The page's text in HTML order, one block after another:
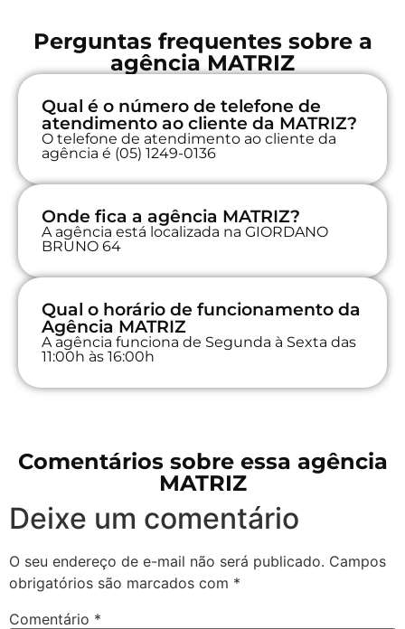
Perguntas frequentes sobre a
agência MATRIZ
Qual é o número de telefone de
atendimento ao cliente da MATRIZ?
O telefone de atendimento ao cliente da
agência é (05) 1249-0136
Onde fica a agência MATRIZ?
A agência está localizada na GIORDANO
BRUNO 64
Qual o horário de funcionamento da
Agência MATRIZ
A agência funciona de Segunda à Sexta das
11:00h às 16:00h
Comentários sobre essa agência
MATRIZ
Deixe um comentário
O seu endereço de e-mail não será publicado. Campos
obrigatórios são marcados com *
Comentário *